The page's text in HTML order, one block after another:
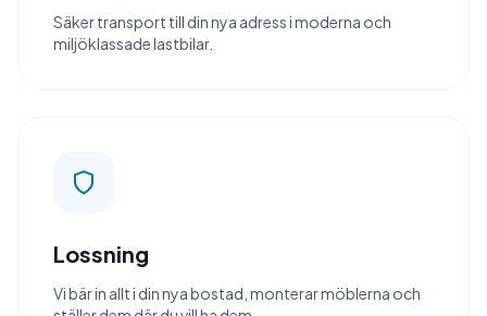
Säker transport till din nya adress i moderna och
miljöklassade lastbilar.
Lossning
Vi bär in allt i din nya bostad, monterar möblerna och